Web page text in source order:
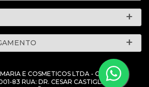
E COSMETICOS LTDA - CNPJ:
83 RUA: DR. CESAR CASTIGLIONI